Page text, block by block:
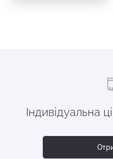
Індивідуальна